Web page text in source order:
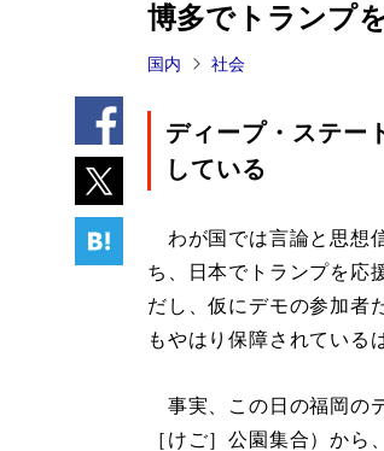
博多でトランプ
国内 社会
ディープ・ステー
している
わが国では言論と思想
ち、日本でトランプを応
だし、仮にデモの参加者
もやはり保障されている
事実、この日の福岡の
［けご］公園集合）か